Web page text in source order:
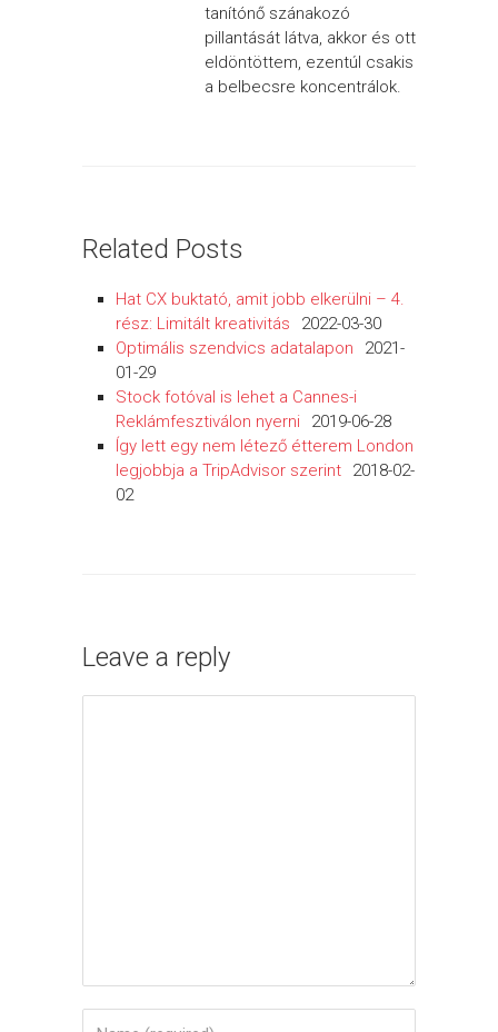
tanítónő szánakozó
pillantását látva, akkor és ott
eldöntöttem, ezentúl csakis
a belbecsre koncentrálok.
Related Posts
Hat CX buktató, amit jobb elkerülni – 4.
rész: Limitált kreativitás
2022-03-30
Optimális szendvics adatalapon
2021-
01-29
Stock fotóval is lehet a Cannes-i
Reklámfesztiválon nyerni
2019-06-28
Így lett egy nem létező étterem London
legjobbja a TripAdvisor szerint
2018-02-
02
Leave a reply